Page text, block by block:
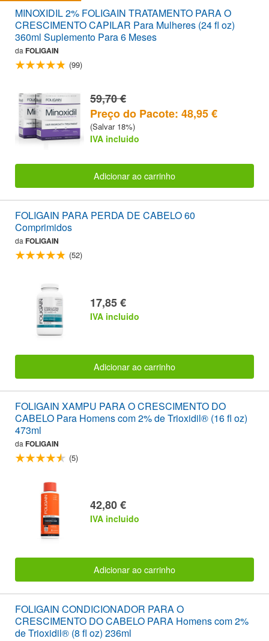
MINOXIDIL 2% FOLIGAIN TRATAMENTO PARA O
CRESCIMENTO CAPILAR Para Mulheres (24 fl oz)
360ml Suplemento Para 6 Meses
da FOLIGAIN
(99)
59,70 €
Preço do Pacote: 48,95 €
(Salvar 18%)
IVA incluido
Adicionar ao carrinho
FOLIGAIN PARA PERDA DE CABELO 60
Comprimidos
da FOLIGAIN
(52)
17,85 €
IVA incluido
Adicionar ao carrinho
FOLIGAIN XAMPU PARA O CRESCIMENTO DO
CABELO Para Homens com 2% de Trioxidil® (16 fl oz)
473ml
da FOLIGAIN
(5)
42,80 €
IVA incluido
Adicionar ao carrinho
FOLIGAIN CONDICIONADOR PARA O
CRESCIMENTO DO CABELO PARA Homens com 2%
de Trioxidil® (8 fl oz) 236ml